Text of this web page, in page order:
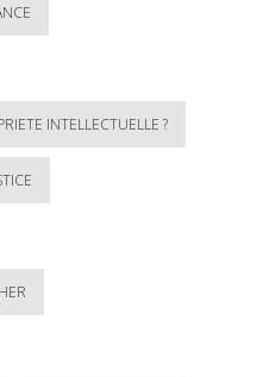
INTELLECTUELLE ?